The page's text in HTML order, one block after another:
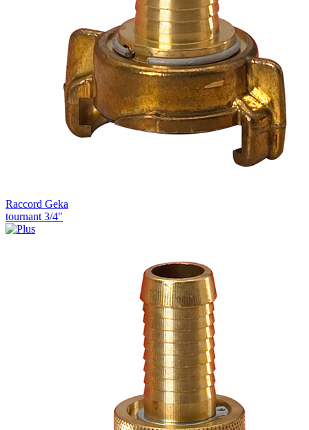
Raccord Geka
tournant 3/4"